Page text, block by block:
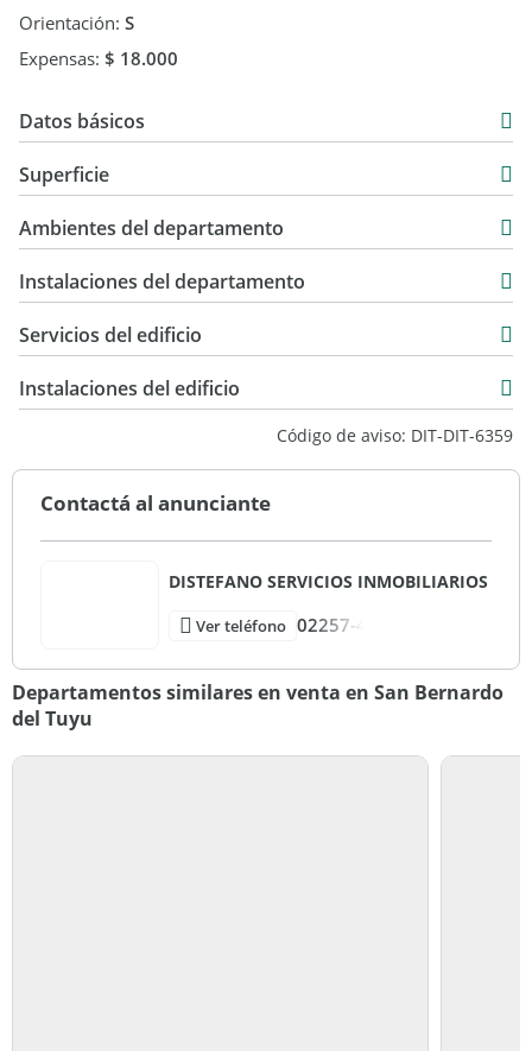
Orientación: S
Expensas: $ 18.000
Datos básicos
USD 24.000
Superficie
29 m2
Ambientes del departamento
Instalaciones del departamento
Servicios del edificio
Instalaciones del edificio
Código de aviso: DIT-DIT-6359
Contactá al anunciante
DISTEFANO SERVICIOS INMOBILIARIOS
Ver teléfono 02257-4
Departamentos similares en venta en San Bernardo
del Tuyu